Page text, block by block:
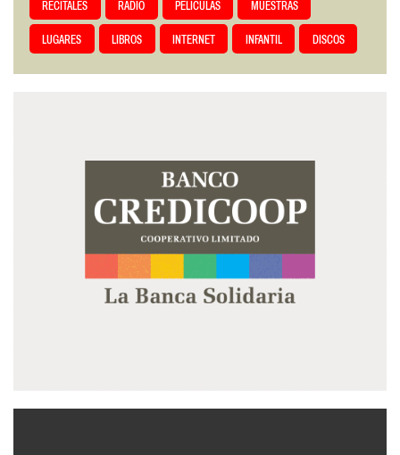
RECITALES RADIO PELÍCULAS MUESTRAS
LUGARES LIBROS INTERNET INFANTIL DISCOS